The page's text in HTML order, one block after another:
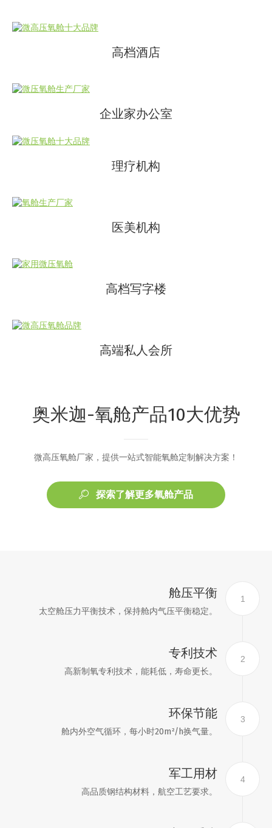
高档酒店
企业家办公室
理疗机构
医美机构
高档写字楼
高端私人会所
奥米迦-氧舱产品10大优势
微高压氧舱厂家，提供一站式智能氧舱定制解决方案！
探索了解更多氧舱产品
1
舱压平衡
太空舱压力平衡技术，保持舱内气压平衡稳定。
2
专利技术
高新制氧专利技术，能耗低，寿命更长。
3
环保节能
舱内外空气循环，每小时20m²/h换气量。
4
军工用材
高品质钢结构材料，航空工艺要求。